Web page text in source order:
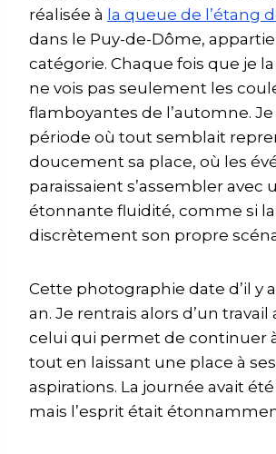
réalisée à la queue de l’étang
dans le Puy-de-Dôme,
catégorie. Chaque fois que je
ne vois pas seulement les
flamboyantes de l’automne.
période où tout semblait
doucement sa place, où les
paraissaient s’assembler avec
étonnante fluidité, comme si la
discrètement son propre
Cette photographie date d’il y
an. Je rentrais alors d’un
celui qui permet de continuer
tout en laissant une place à
aspirations. La journée avait
mais l’esprit était